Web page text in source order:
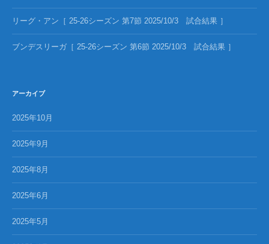
リーグ・アン［ 25-26シーズン 第7節 2025/10/3 試合結果 ］
ブンデスリーガ［ 25-26シーズン 第6節 2025/10/3 試合結果 ］
アーカイブ
2025年10月
2025年9月
2025年8月
2025年6月
2025年5月